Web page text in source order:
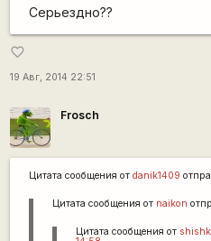
Серьездно??
favorite_border
19 Авг, 2014 22:51
Frosch
Цитата сообщения от danik1409
Цитата сообщения от naikon
Цитата сообщения от